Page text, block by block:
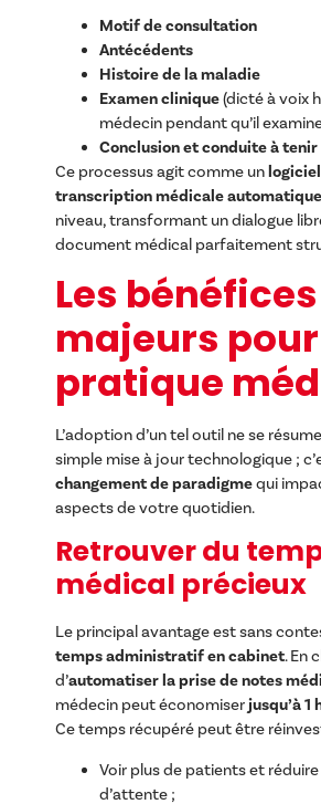
Motif de consultation
Antécédents
Histoire de la maladie
Examen clinique(dicté à voix
médecin pendant qu’il
Conclusion et conduite à tenir
Ce processus agit comme un
transcription médicale automatique
niveau, transformant un dialogue
document médical parfaitement
Les bénéfices
majeurs
pratique
L’adoption d’un tel outil ne se
simple mise à jour technologique ;
changement de paradigmequi
aspects de votre quotidien.
Retrouver du
médical précieux
Le principal avantage est sans
temps administratif en cabinet. En
d’automatiser la prise de notes
médecin peut économiserjusqu’à 1
Ce temps récupéré peut être
Voir plus de patients et réduire
d’attente ;